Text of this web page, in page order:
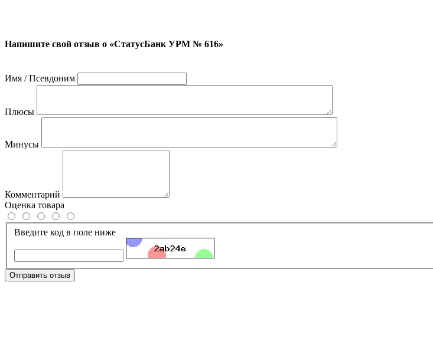
Напишите свой отзыв о «СтатусБанк УРМ № 616»
Имя / Псевдоним
Плюсы
Минусы
Комментарий
Оценка товара
Введите код в поле ниже
Отправить отзыв